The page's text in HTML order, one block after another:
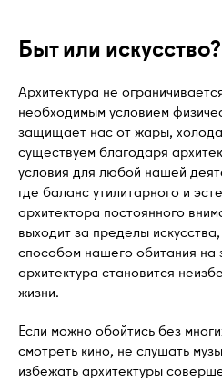
Быт или искусство?
Архитектура не
необходимым условием
защищает нас от жары,
существуем благодаря
условия для любой нашей
где баланс утилитарного и
архитектора постоянного
выходит за пределы
способом нашего обитания на
архитектура становится
жизни.
Если можно обойтись без
смотреть кино, не слушать
избежать архитектуры